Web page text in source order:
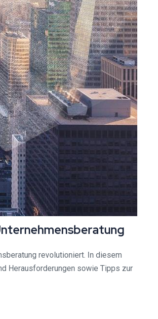
revolutioniert. In diesem
Herausforderungen sowie Tipps zur